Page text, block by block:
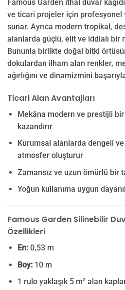
Famous Garden ithal duvar
ve ticari projeler için profesyonel
sunar. Ayrıca modern tropikal,
alanlarda güçlü, elit ve iddialı bir
Bununla birlikte doğal bitki
dokulardan ilham alan renkler,
ağırlığını ve dinamizmini
Ticari Alan Avantajları
Mekâna modern ve prestijli
kazandırır
Kurumsal alanlarda dengeli
atmosfer oluşturur
Zamansız ve uzun ömürlü bir
Yoğun kullanıma uygun
Famous Garden Silinebilir
Özellikleri
En:0,53 m
Boy:10 m
1 rulo yaklaşık 5 m² alan